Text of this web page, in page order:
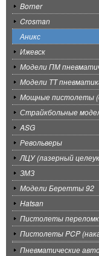
Borner
Crosman
Аникс
Ижевск
Модели ПМ
Модели ТТ
Мощные пистолеты
Страйкбольные
ASG
Револьверы
ЛЦУ (лазерный
ЗМЗ
Модели Беретты 92
Hatsan
Пистолеты
Пистолеты PCP
Пневматические